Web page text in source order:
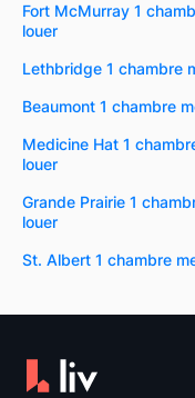
Fort McMurray 1
louer
Lethbridge 1 chambre
Beaumont 1 chambre
Medicine Hat 1
louer
Grande Prairie 1
louer
St. Albert 1 chambre